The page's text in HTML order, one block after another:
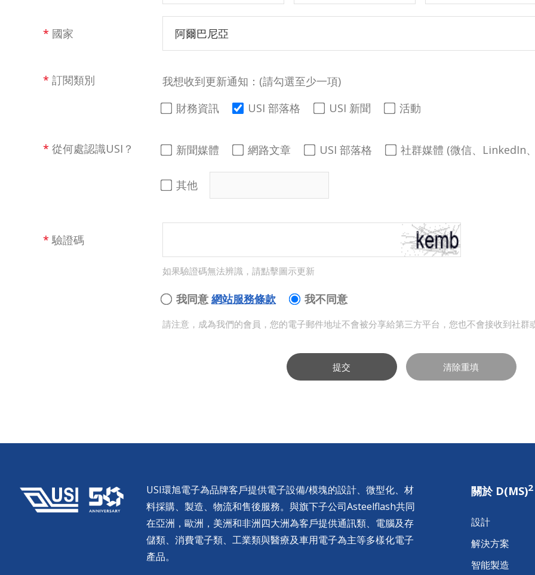
* 國家 阿爾巴尼亞
* 訂閱類別
我想收到更新通知：(請勾選至少一項)
財務資訊
USI 部落格 USI 新聞 活動
* 從何處認識USI？ 新聞媒體 網路文章 USI 部落格 社群媒體 (微信、LinkedIn
其他
* 驗證碼
如果驗證碼無法辨識，請點擊圖示更新
我同意 網站服務條款 我不同意
請注意，成為我們的會員，您的電子郵件地址不會被分享給第三方平台，您也不會接收到社群
提交 清除重填
USI環旭電子為品牌客戶提供電子設備/模塊的設計、微型化、材
料採購、製造、物流和售後服務。與旗下子公司Asteelflash共同
在亞洲，歐洲，美洲和非洲四大洲為客戶提供通訊類、電腦及存
儲類、消費電子類、工業類與醫療及車用電子為主等多樣化電子
產品。
關於 D(MS)2
設計
解決方案
智能製造